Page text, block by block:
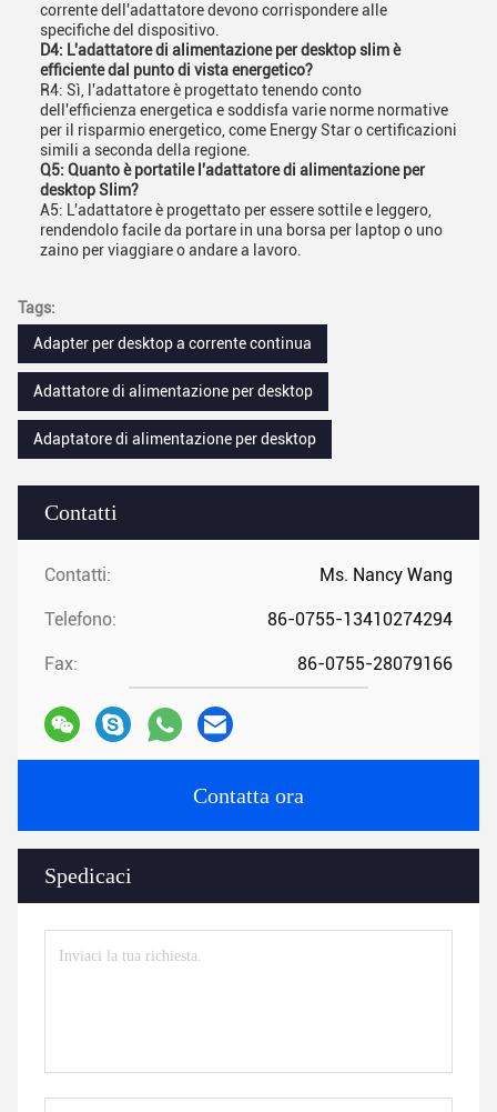
Contatti
Contatti: Ms. Nancy Wang
Telefono: 86-0755-13410274294
Fax: 86-0755-28079166
Contatta ora
Spedicaci
corrente dell'adattatore devono corrispondere alle
specifiche del dispositivo.
D4: L'adattatore di alimentazione per desktop slim è
efficiente dal punto di vista energetico?
R4: Sì, l'adattatore è progettato tenendo conto
dell'efficienza energetica e soddisfa varie norme normative
per il risparmio energetico, come Energy Star o certificazioni
simili a seconda della regione.
Q5: Quanto è portatile l'adattatore di alimentazione per
desktop Slim?
A5: L'adattatore è progettato per essere sottile e leggero,
rendendolo facile da portare in una borsa per laptop o uno
zaino per viaggiare o andare a lavoro.
Tags:
Adapter per desktop a corrente continua
Adattatore di alimentazione per desktop
Adaptatore di alimentazione per desktop